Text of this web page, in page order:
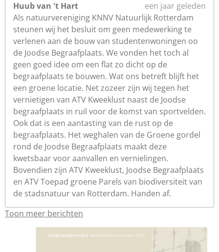
Huub van 't Hart
een jaar geleden
Als natuurvereniging KNNV Natuurlijk Rotterdam
steunen wij het besluit om geen medewerking te
verlenen aan de bouw van studentenwoningen oo
de Joodse Begraafplaats. We vonden het toch al
geen goed idee om een flat zo dicht op de
begraafplaats te bouwen. Wat ons betreft blijft het
een groene locatie. Net zozeer zijn wij tegen het
vernietigen van ATV Kweeklust naast de Joodse
begraafplaats in ruil voor de komst van sportvelden.
Ook dat is een aantasting van de rust op de
begraafplaats. Het weghalen van de Groene gordel
rond de Joodse Begraafplaats maakt deze
kwetsbaar voor aanvallen en vernielingen.
Bovendien zijn ATV Kweeklust, Joodse Begraafplaats
en ATV Toepad groene Parels van biodiversiteit van
de stadsnatuur van Rotterdam. Handen af.
Toon meer berichten